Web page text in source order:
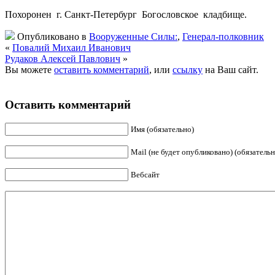
Похоронен г. Санкт-Петербург Богословское кладбище.
Опубликовано в Вооруженные Силы:, Генерал-полковник
« Повалий Михаил Иванович
Рудаков Алексей Павлович »
Вы можете оставить комментарий, или ссылку на Ваш сайт.
Оставить комментарий
Имя (обязательно)
Mail (не будет опубликовано)
Вебсайт